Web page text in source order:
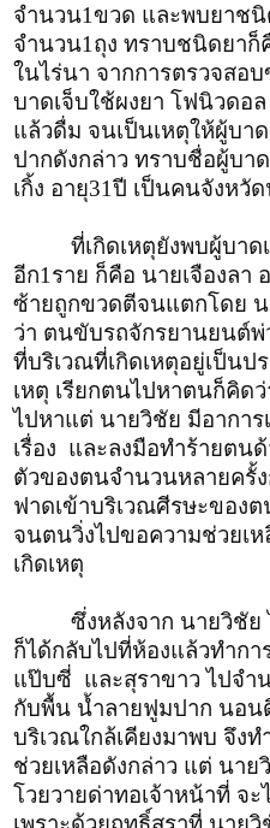
จำนวน1ขวด และพบยาชนิ
จำนวน1ถุง ทราบชนิดยา
ในไร่นา จากการตรวจสอ
บาดเจ็บใช้ผงยา โฟนิวดอ
แล้วดื่ม จนเป็นเหตุให้ผู้บา
ปากดังกล่าว ทราบชื่อผู้บา
เกิ้ง อายุ31ปี เป็นคนจังหวั
ที่เกิดเหตุยังพบผู้บา
อีก1ราย ก็คือ นายเจืองลา
ซ้ายถูกขวดตีจนแตกโดย น
ว่า ตนขับรถจักรยานยนต์พ่
ที่บริเวณที่เกิดเหตุอยู่เป็น
เหตุ เรียกตนไปหาตนก็คิด
ไปหาแต่ นายวิชัย มีอากา
เรื่อง และลงมือทำร้ายตน
ตัวของตนจำนวนหลายครั้
ฟาดเข้าบริเวณศีรษะของ
จนตนวิ่งไปขอความช่วยเ
เกิดเหตุ
ซึ่งหลังจาก นายวิชั
ก็ได้กลับไปที่ห้องแล้วทำก
แป๊บซี่ และสุราขาว ไปจำ
กับพื้น น้ำลายฟูมปาก นอ
บริเวณใกล้เคียงมาพบ จึงท
ช่วยเหลือดังกล่าว แต่ นาย
โวยวายด่าทอเจ้าหน้าที่ จะ